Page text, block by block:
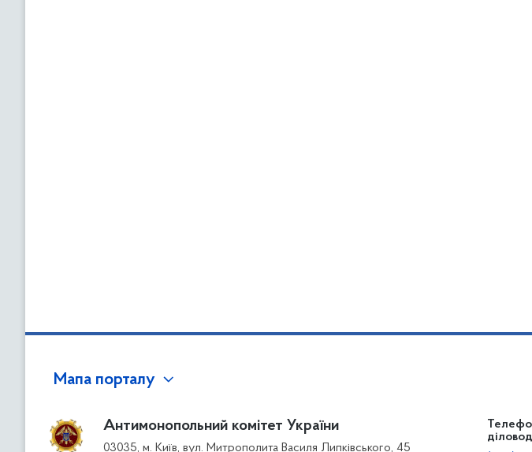
Мапа порталу
Антимонопольний комітет України
03035, м. Київ, вул. Митрополита Василя Липківського, 45